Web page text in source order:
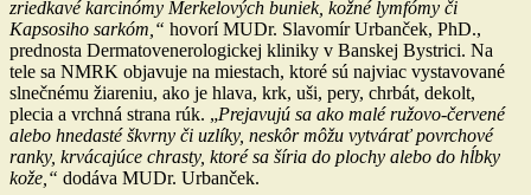
zriedkavé karcinómy Merkelových buniek, kožné lymfómy či
Kapsosiho sarkóm,“ hovorí MUDr. Slavomír Urbanček, PhD.,
prednosta Dermatovenerologickej kliniky v Banskej Bystrici. Na
tele sa NMRK objavuje na miestach, ktoré sú najviac vystavované
slnečnému žiareniu, ako je hlava, krk, uši, pery, chrbát, dekolt,
plecia a vrchná strana rúk. „Prejavujú sa ako malé ružovo-červené
alebo hnedasté škvrny či uzlíky, neskôr môžu vytvárať povrchové
ranky, krvácajúce chrasty, ktoré sa šíria do plochy alebo do hĺbky
kože,“ dodáva MUDr. Urbanček.